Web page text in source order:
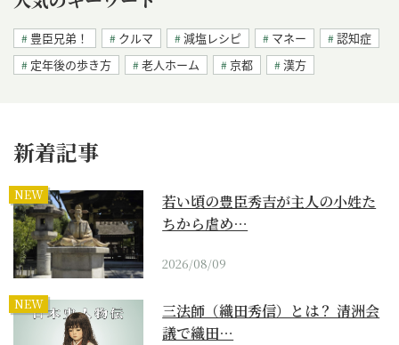
豊臣兄弟！ クルマ 減塩レシピ マネー
認知症
定年後の歩き方
老人ホーム 京都 漢方
新着記事
NEW
若い頃の豊臣秀吉が主人の小姓た
ちから虐め…
2026/08/09
NEW
三法師（織田秀信）とは？ 清洲会
議で織田…